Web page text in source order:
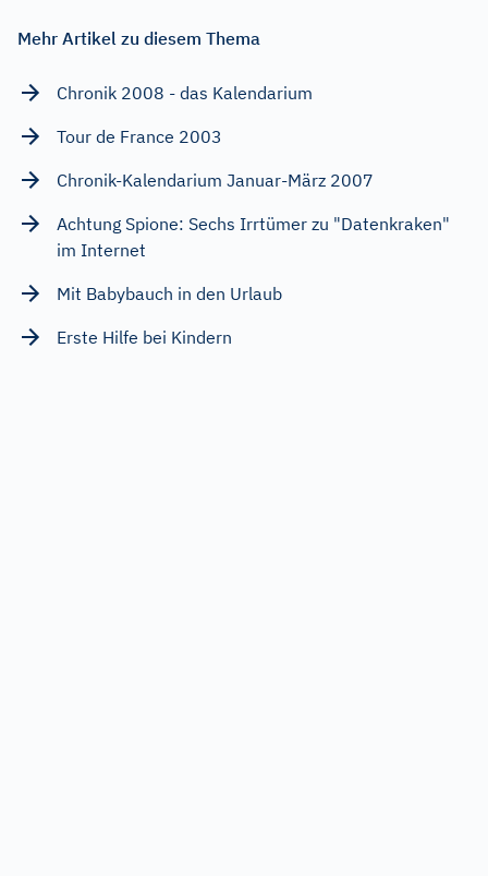
Mehr Artikel zu diesem Thema
Chronik 2008 - das Kalendarium
Tour de France 2003
Chronik-Kalendarium Januar-März 2007
Achtung Spione: Sechs Irrtümer zu "Datenkraken"
im Internet
Mit Babybauch in den Urlaub
Erste Hilfe bei Kindern